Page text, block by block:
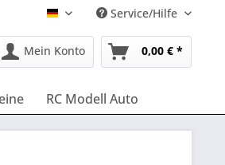
Deutsch Service/Hilfe
Mein Konto 0,00 € *
RC Modell Auto